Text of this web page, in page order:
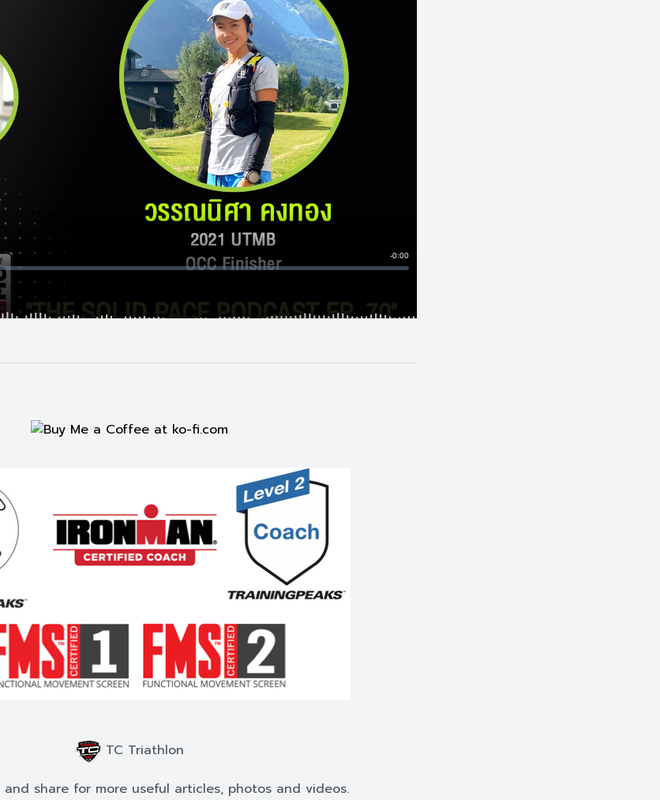
TC Triathlon
and share for more useful articles, photos and videos.